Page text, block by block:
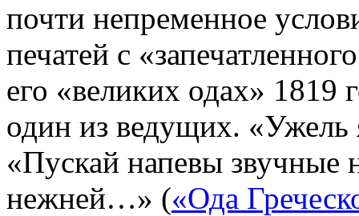
почти непременное
печатей с
его «великих одах»
один из ведущих.
«Пускай напевы
нежней…» («Ода